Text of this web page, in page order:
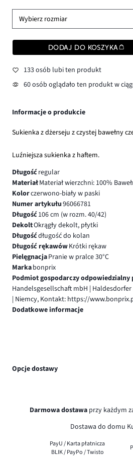
Wybierz rozmiar
DODAJ DO KOSZYKA
133 osób lubi ten produkt
60 osób oglądało ten produkt w
Informacje o produkcie
Sukienka z dżerseju z czystej bawełny
Luźniejsza sukienka z haftem.
Długośćregular
MateriałMateriał wierzchni: 100%
Kolorczerwono-biały w paski
Numer artykułu96066781
Długość106 cm (w rozm. 40/42)
DekoltOkrągły dekolt, płytki
Długośćdługość do kolan
Długość rękawówKrótki rękaw
PielęgnacjaPranie w pralce 30°C
Markabonprix
Podmiot gospodarczy odpowiedzialny
Handelsgesellschaft mbH |
| Niemcy, Kontakt: https://
Dodatkowe informacje
Opcje dostawy
Darmowa dostawa przy każdym
Dostawa do domu
PayU / Karta płatnicza
BLIK / PayPo / Twisto